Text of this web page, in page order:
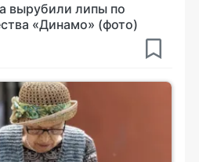
вырубили липы по
«Динамо» (фото)